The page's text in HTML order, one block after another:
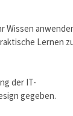
Wissen
Lernen
der IT-
gegeben.